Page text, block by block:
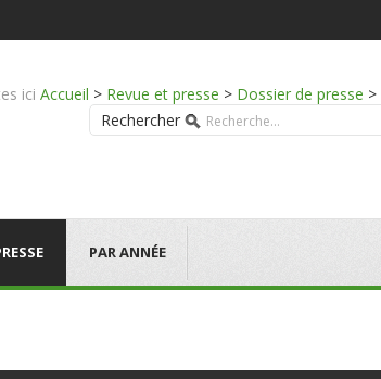
ici Accueil > Revue et presse > Dossier de presse >
Rechercher
PAR ANNÉE